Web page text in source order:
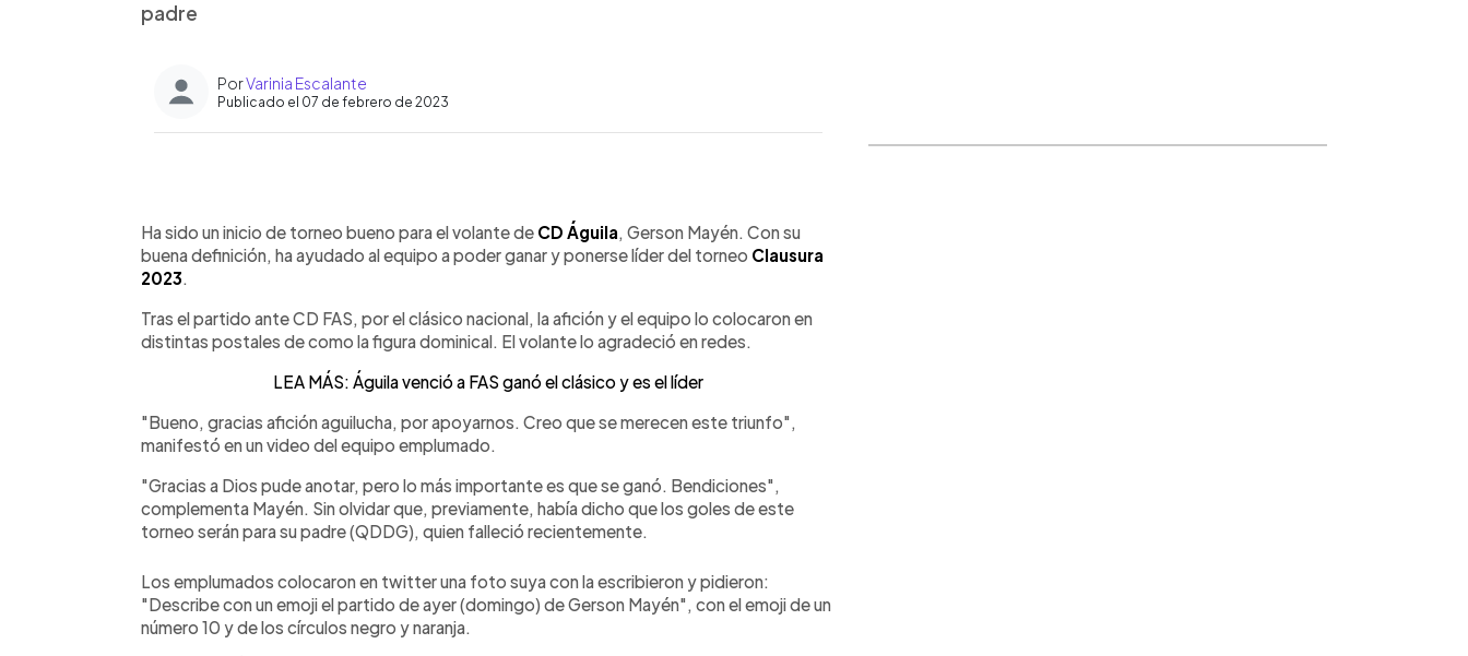
padre
PorVarinia Escalante
Publicado el 07 de febrero de 2023
► Escuchar artículo
Ha sido un inicio de torneo bueno para el volante de CD Águila, Gerson Mayén. Con su
buena definición, ha ayudado al equipo a poder ganar y ponerse líder del torneo Clausura
2023.
Tras el partido ante CD FAS, por el clásico nacional, la afición y el equipo lo colocaron en
distintas postales de como la figura dominical. El volante lo agradeció en redes.
LEA MÁS: Águila venció a FAS ganó el clásico y es el líder
"Bueno, gracias afición aguilucha, por apoyarnos. Creo que se merecen este triunfo",
manifestó en un video del equipo emplumado.
"Gracias a Dios pude anotar, pero lo más importante es que se ganó. Bendiciones",
complementa Mayén. Sin olvidar que, previamente, había dicho que los goles de este
torneo serán para su padre (QDDG), quien falleció recientemente.
Los emplumados colocaron en twitter una foto suya con la escribieron y pidieron:
"Describe con un emoji el partido de ayer (domingo) de Gerson Mayén", con el emoji de un
número 10 y de los círculos negro y naranja.